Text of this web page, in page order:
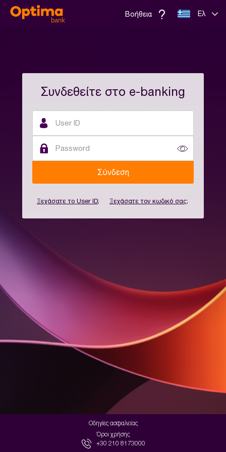
Βοήθεια Ελ
Συνδεθείτε στο e-banking
Σύνδεση
Ξεχάσατε το User ID; Ξεχάσατε τον κωδικό σας;
Οδηγίες ασφαλείας
Όροι χρήσης
+30 210 8173000